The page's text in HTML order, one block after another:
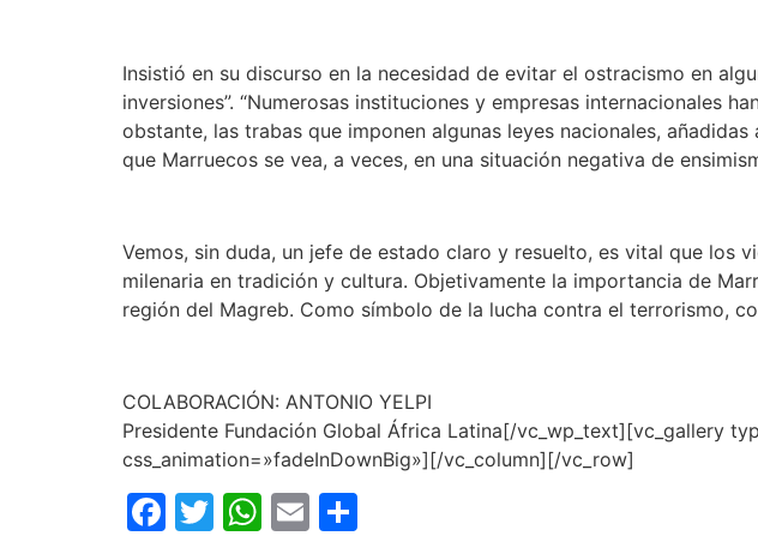
Insistió en su discurso en la necesidad de evitar el ostracismo en
inversiones”. “Numerosas instituciones y empresas internacionales
obstante, las trabas que imponen algunas leyes nacionales,
que Marruecos se vea, a veces, en una situación negativa de
Vemos, sin duda, un jefe de estado claro y resuelto, es vital que los
milenaria en tradición y cultura. Objetivamente la importancia de
región del Magreb. Como símbolo de la lucha contra el terrorismo,
COLABORACIÓN: ANTONIO YELPI
Presidente Fundación Global África Latina[/vc_wp_text][vc_gallery
css_animation=»fadeInDownBig»][/vc_column][/vc_row]
Facebook
Twitter
WhatsApp
Email